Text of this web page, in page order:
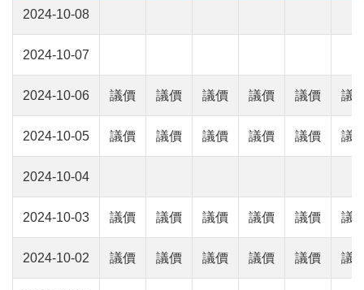
2024-10-08
2024-10-07
2024-10-06 議價 議價 議價 議價 議價 議
2024-10-05 議價 議價 議價 議價 議價 議
2024-10-04
2024-10-03 議價 議價 議價 議價 議價 議
2024-10-02 議價 議價 議價 議價 議價 議